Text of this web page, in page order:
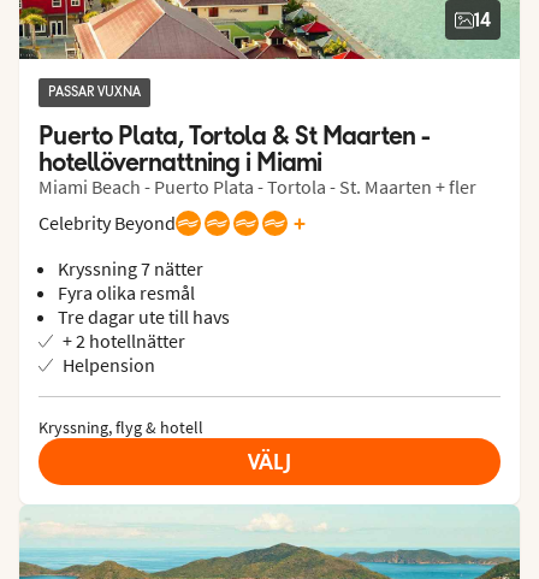
14
PASSAR VUXNA
Puerto Plata, Tortola & St Maarten -
hotellövernattning i Miami
Miami Beach - Puerto Plata - Tortola - St. Maarten + fler
Celebrity Beyond
+
Kryssning 7 nätter
Fyra olika resmål
Tre dagar ute till havs
+ 2 hotellnätter
Helpension
Kryssning, flyg & hotell
VÄLJ